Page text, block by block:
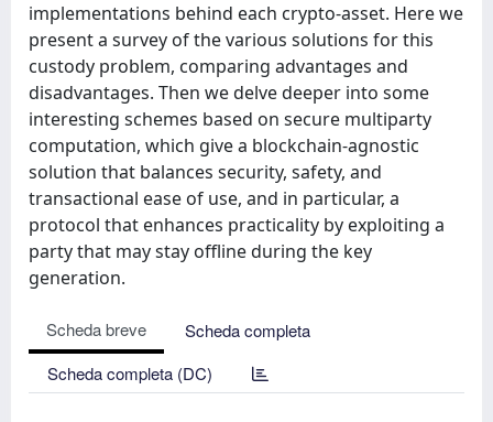
implementations behind each crypto-asset. Here we
present a survey of the various solutions for this
custody problem, comparing advantages and
disadvantages. Then we delve deeper into some
interesting schemes based on secure multiparty
computation, which give a blockchain-agnostic
solution that balances security, safety, and
transactional ease of use, and in particular, a
protocol that enhances practicality by exploiting a
party that may stay offline during the key
generation.
Scheda breve
Scheda completa
Scheda completa (DC)